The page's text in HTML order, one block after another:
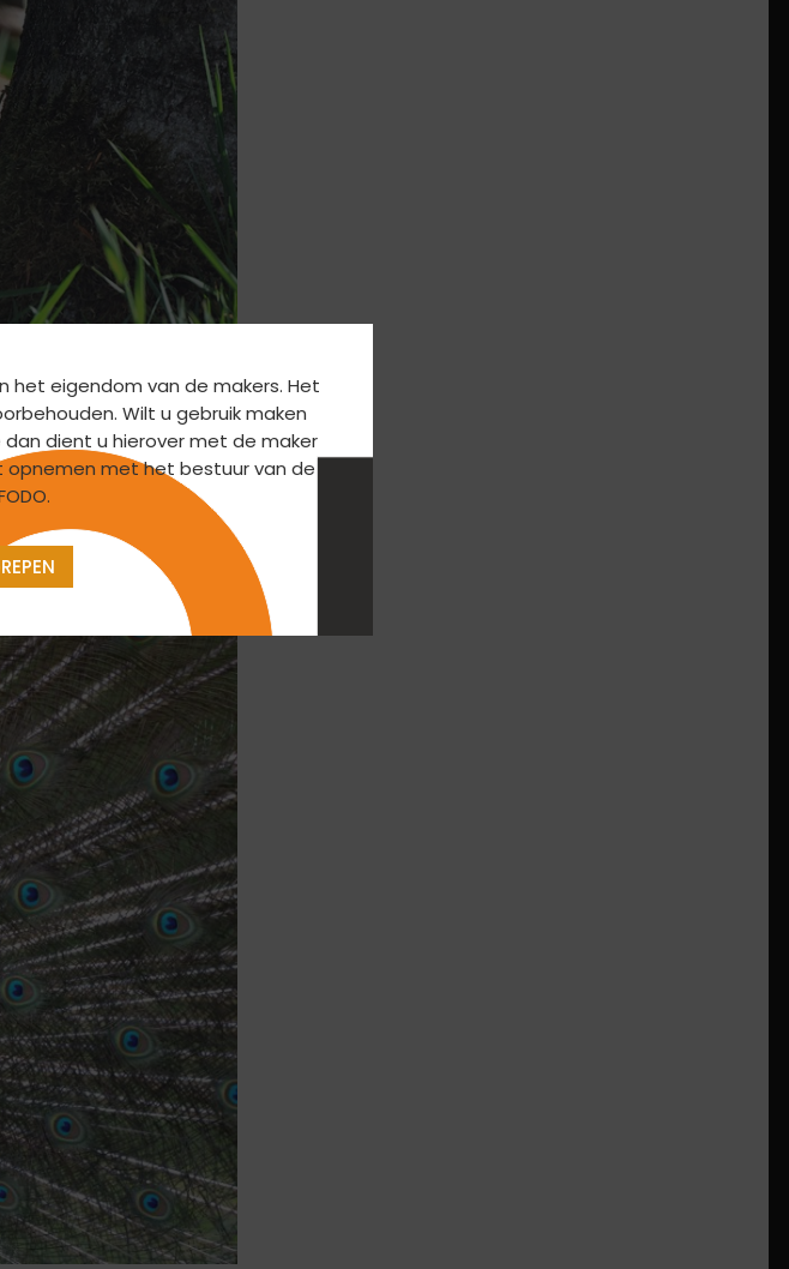
het eigendom van de makers. Het
Wilt u gebruik maken
dient u hierover met de maker
opnemen met het bestuur van de
en diafragma’s.
er onderweg voldoende
Genoeg materiaal om te